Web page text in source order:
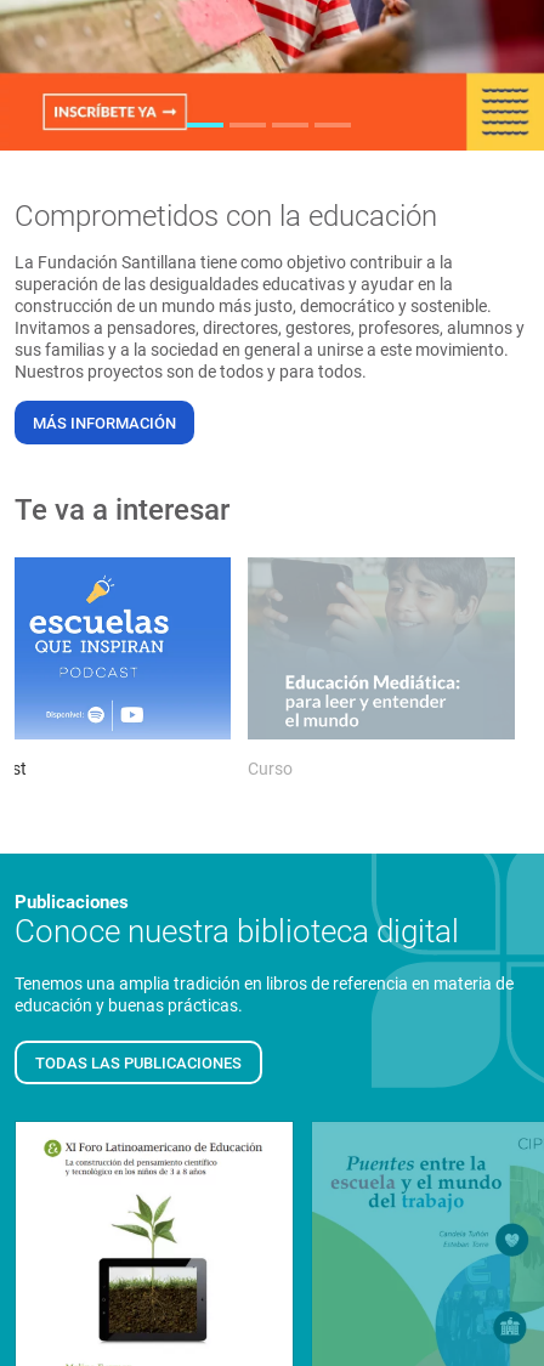
PT
Comprometidos con la educación
La Fundación Santillana tiene como objetivo contribuir a la
superación de las desigualdades educativas y ayudar en la
construcción de un mundo más justo, democrático y sostenible.
Invitamos a pensadores, directores, gestores, profesores, alumnos y
sus familias y a la sociedad en general a unirse a este movimiento.
Nuestros proyectos son de todos y para todos.
MÁS INFORMACIÓN
Te va a interesar
Curso
Publicaciones
Conoce nuestra biblioteca digital
Tenemos una amplia tradición en libros de referencia en materia de
educación y buenas prácticas.
TODAS LAS PUBLICACIONES